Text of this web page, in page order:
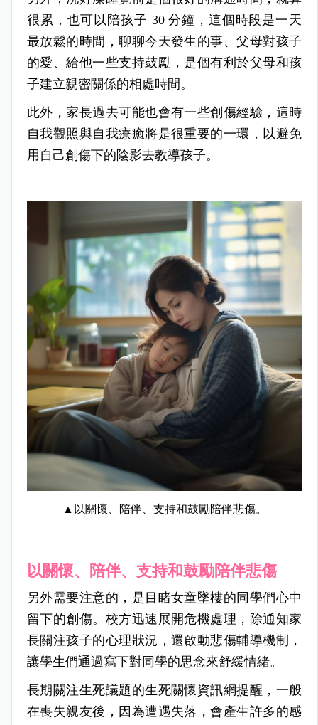
很累，也可以陪孩子 30 分鐘，這個時段是一天
最放鬆的時間，聊聊今天發生的事、父母對孩子
的愛、給他一些支持鼓勵，是個有利於父母和孩
子建立親密關係的相處時間。
此外，家長過去可能也會有一些創傷經驗，這時
自我觀照與自我療癒將是很重要的一環，以避免
用自己創傷下的陰影去教導孩子。
▲以關懷、陪伴、支持和鼓勵陪伴悲傷。
以關懷、陪伴、支持和鼓勵陪伴悲傷
另外需要注意的，是目睹女童墜樓的同學們心中
留下的創傷。校方迅速展開危機處理，除通知家
長關注孩子的心理狀況，還啟動悲傷輔導機制，
讓學生們通過寫下對同學的思念來舒緩情緒。
長期關注生死議題的生死關懷資訊網提醒，一般
在喪失親友後，因為遭遇失落，會產生許多的感